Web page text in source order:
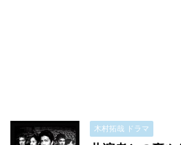
木村拓哉 ドラマ